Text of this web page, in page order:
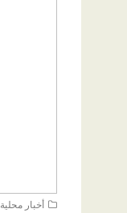
أخبار محلية